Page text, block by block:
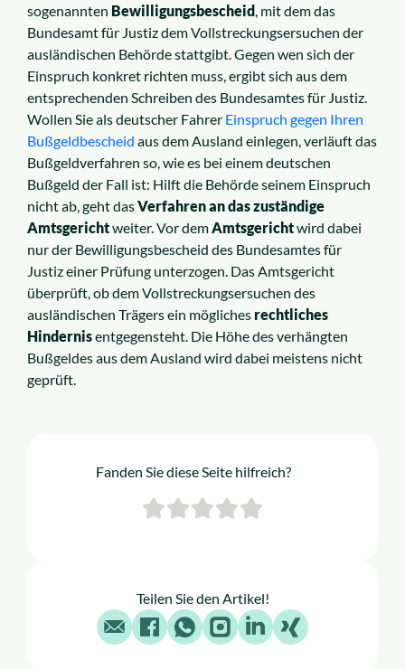
sogenannten Bewilligungsbescheid , mit dem das
Bundesamt für Justiz dem Vollstreckungsersuchen der
ausländischen Behörde stattgibt. Gegen wen sich der
Einspruch konkret richten muss, ergibt sich aus dem
entsprechenden Schreiben des Bundesamtes für Justiz.
Wollen Sie als deutscher Fahrer Einspruch gegen Ihren
Bußgeldbescheid aus dem Ausland einlegen, verläuft das
Bußgeldverfahren so, wie es bei einem deutschen
Bußgeld der Fall ist: Hilft die Behörde seinem Einspruch
nicht ab, geht dasVerfahren an das zuständige
Amtsgerichtweiter. Vor dem Amtsgerichtwird dabei
nur der Bewilligungsbescheid des Bundesamtes für
Justiz einer Prüfung unterzogen. Das Amtsgericht
überprüft, ob dem Vollstreckungsersuchen des
ausländischen Trägers ein mögliches rechtliches
Hindernisentgegensteht. Die Höhe des verhängten
Bußgeldes aus dem Ausland wird dabei meistens nicht
geprüft.
Fanden Sie diese Seite hilfreich?
Teilen Sie den Artikel!
E-MailFacebookWhatsAppInstagramLinkedIn
X